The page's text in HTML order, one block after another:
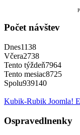
Počet návštev
Dnes1138
Včera2738
Tento týždeň7964
Tento mesiac8725
Spolu939140
Kubik-Rubik Joomla!
Ospravedlnenky